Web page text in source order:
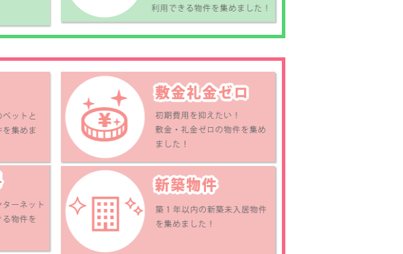
新居浜特急線 氷見
(バス停徒歩：1分 )
戸建
2LDK
万円
電車連絡久米窪田線
久米支所前 (バス停徒
歩：3分 )
戸建
3DK
4.4万円
古川南貸家